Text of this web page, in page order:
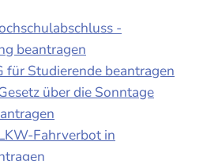
-
beantragen
Studierende beantragen
über die Sonntage
Fahrverbot in